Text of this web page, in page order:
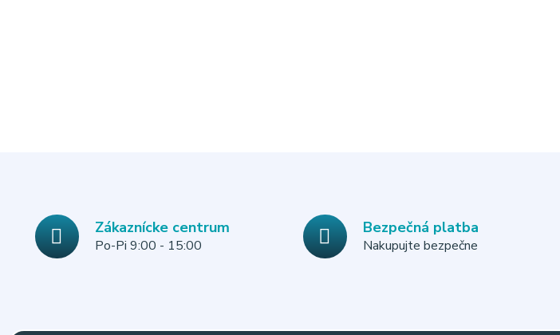
Zákaznícke centrum
Po-Pi 9:00 - 15:00
Bezpečná platba
Nakupujte bezpečne